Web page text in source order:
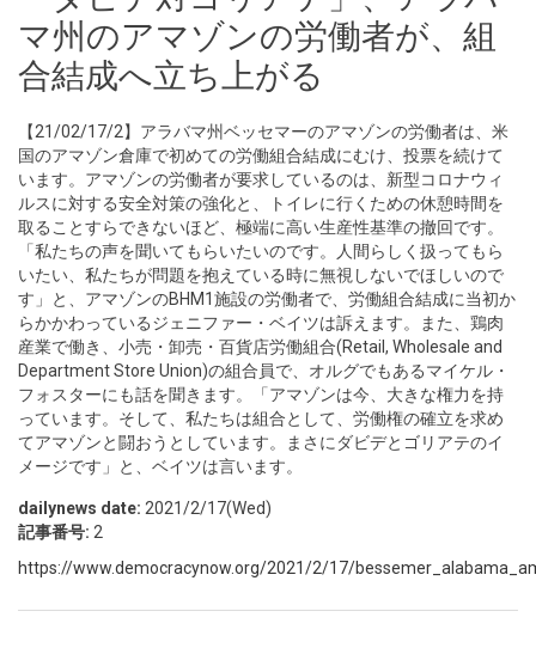
マ州のアマゾンの労働者が、組
合結成へ立ち上がる
【21/02/17/2】アラバマ州ベッセマーのアマゾンの労働者は、米
国のアマゾン倉庫で初めての労働組合結成にむけ、投票を続けて
います。アマゾンの労働者が要求しているのは、新型コロナウィ
ルスに対する安全対策の強化と、トイレに行くための休憩時間を
取ることすらできないほど、極端に高い生産性基準の撤回です。
「私たちの声を聞いてもらいたいのです。人間らしく扱ってもら
いたい、私たちが問題を抱えている時に無視しないでほしいので
す」と、アマゾンのBHM1施設の労働者で、労働組合結成に当初か
らかかわっているジェニファー・ベイツは訴えます。また、鶏肉
産業で働き、小売・卸売・百貨店労働組合(Retail, Wholesale and
Department Store Union)の組合員で、オルグでもあるマイケル・
フォスターにも話を聞きます。「アマゾンは今、大きな権力を持
っています。そして、私たちは組合として、労働権の確立を求め
てアマゾンと闘おうとしています。まさにダビデとゴリアテのイ
メージです」と、ベイツは言います。
dailynews date: 2021/2/17(Wed)
記事番号: 2
https://www.democracynow.org/2021/2/17/